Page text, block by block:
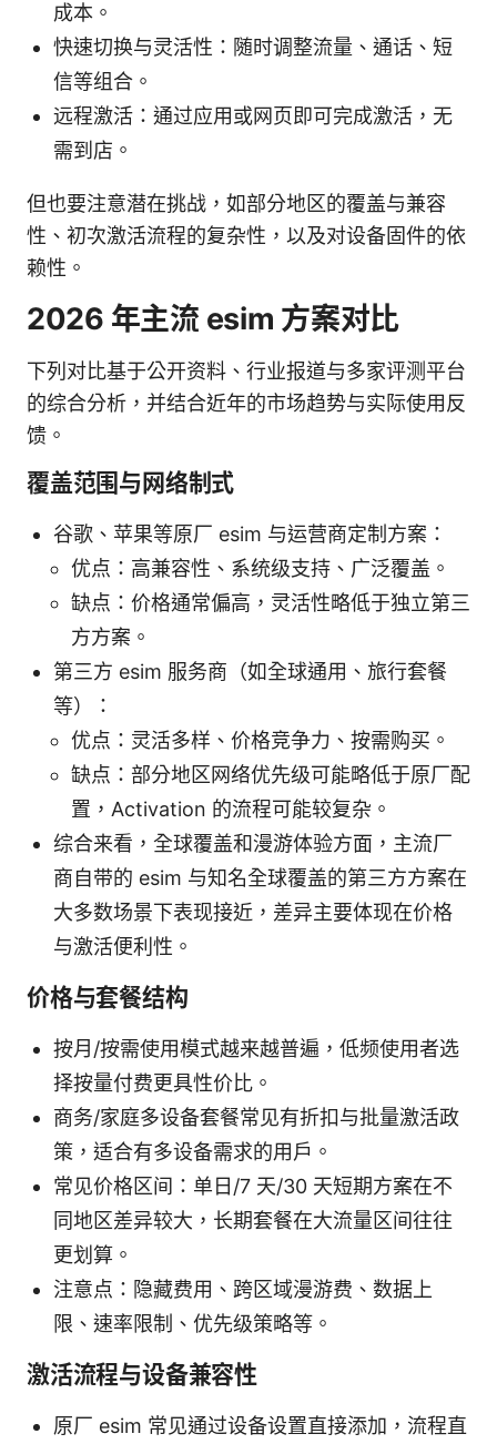
成本。
快速切换与灵活性：随时调整流量、通话、短
信等组合。
远程激活：通过应用或网页即可完成激活，无
需到店。
但也要注意潜在挑战，如部分地区的覆盖与兼容
性、初次激活流程的复杂性，以及对设备固件的依
赖性。
2026 年主流 esim 方案对比
下列对比基于公开资料、行业报道与多家评测平台
的综合分析，并结合近年的市场趋势与实际使用反
馈。
覆盖范围与网络制式
谷歌、苹果等原厂 esim 与运营商定制方案：
优点：高兼容性、系统级支持、广泛覆盖。
缺点：价格通常偏高，灵活性略低于独立第三
方方案。
第三方 esim 服务商（如全球通用、旅行套餐
等）：
优点：灵活多样、价格竞争力、按需购买。
缺点：部分地区网络优先级可能略低于原厂配
置，Activation 的流程可能较复杂。
综合来看，全球覆盖和漫游体验方面，主流厂
商自带的 esim 与知名全球覆盖的第三方方案在
大多数场景下表现接近，差异主要体现在价格
与激活便利性。
价格与套餐结构
按月/按需使用模式越来越普遍，低频使用者选
择按量付费更具性价比。
商务/家庭多设备套餐常见有折扣与批量激活政
策，适合有多设备需求的用户。
常见价格区间：单日/7 天/30 天短期方案在不
同地区差异较大，长期套餐在大流量区间往往
更划算。
注意点：隐藏费用、跨区域漫游费、数据上
限、速率限制、优先级策略等。
激活流程与设备兼容性
原厂 esim 常见通过设备设置直接添加，流程直